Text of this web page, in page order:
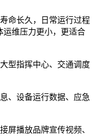
命长久，日常运行过程
运维压力更小，更适合
型指挥中心、交通调度
、设备运行数据、应急
屏播放品牌宣传视频、